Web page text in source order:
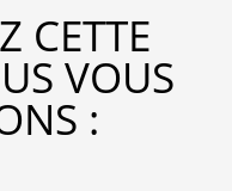
CETTE
VOUS
: